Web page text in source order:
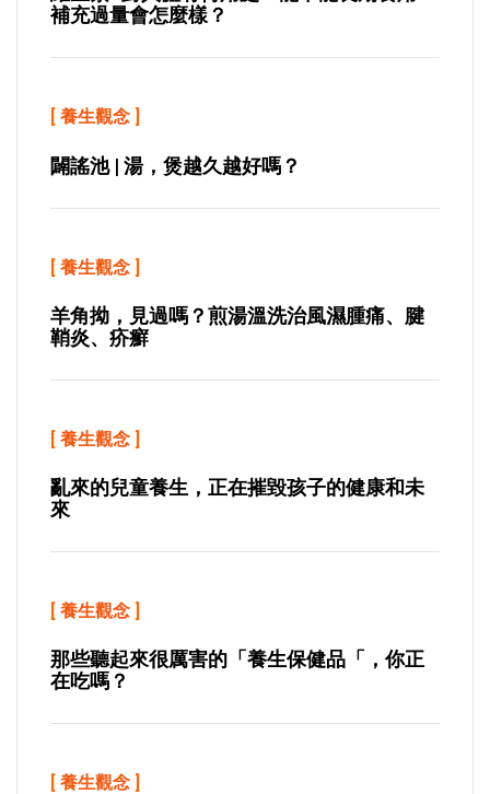
補充過量會怎麼樣？
[ 養生觀念 ]
闢謠池 | 湯，煲越久越好嗎？
[ 養生觀念 ]
羊角拗，見過嗎？煎湯溫洗治風濕腫痛、腱
鞘炎、疥癬
[ 養生觀念 ]
亂來的兒童養生，正在摧毀孩子的健康和未
來
[ 養生觀念 ]
那些聽起來很厲害的「養生保健品「，你正
在吃嗎？
[ 養生觀念 ]